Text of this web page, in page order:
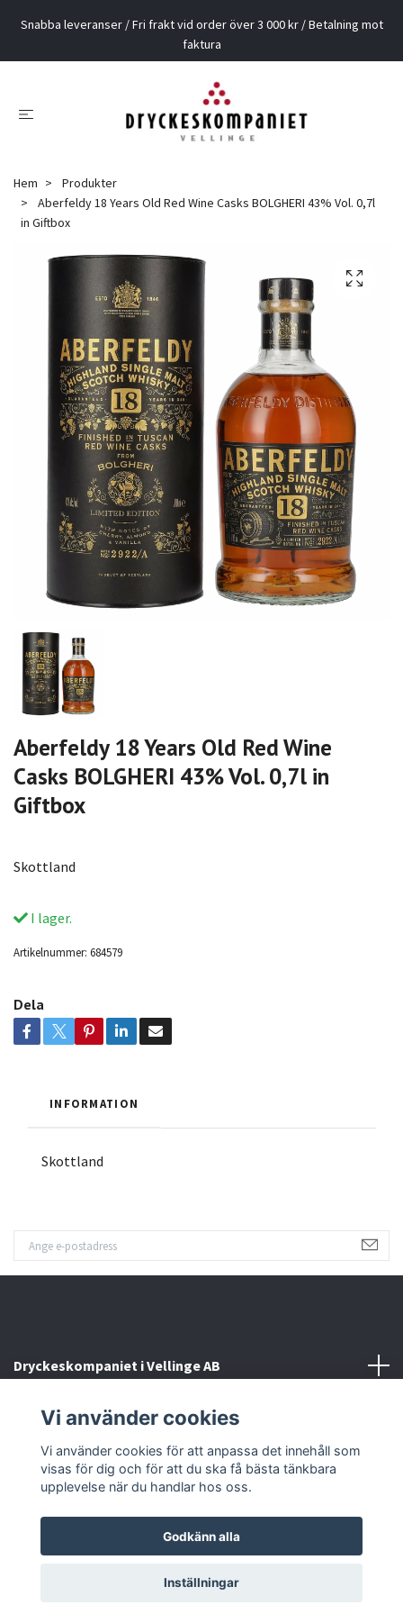
Snabba leveranser / Fri frakt vid order över 3 000 kr / Betalning mot
faktura
Hem
Produkter
Aberfeldy 18 Years Old Red Wine Casks BOLGHERI 43% Vol. 0,7l
in Giftbox
Aberfeldy 18 Years Old Red Wine
Casks BOLGHERI 43% Vol. 0,7l in
Giftbox
Skottland
I lager.
Artikelnummer: 684579
Dela
INFORMATION
Skottland
Dryckeskompaniet i Vellinge AB
Kontakta oss
Sociala medier
© 2026 Dryckeskompaniet i Vellinge
Vi använder cookies
Vi använder cookies för att anpassa det innehåll som
visas för dig och för att du ska få bästa tänkbara
upplevelse när du handlar hos oss.
Godkänn alla
Inställningar